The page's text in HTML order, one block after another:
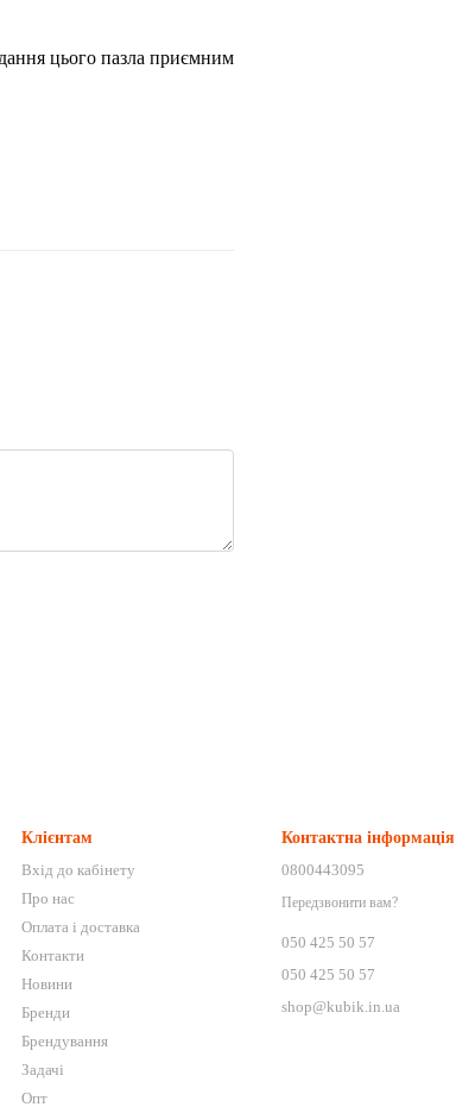
цього пазла приємним
Клієнтам
Вхід до кабінету
Про нас
Оплата і доставка
Контакти
Новини
Бренди
Брендування
Задачі
Опт
Контактна інформація
0800443095
Передзвонити вам?
050 425 50 57
050 425 50 57
shop@kubik.in.ua